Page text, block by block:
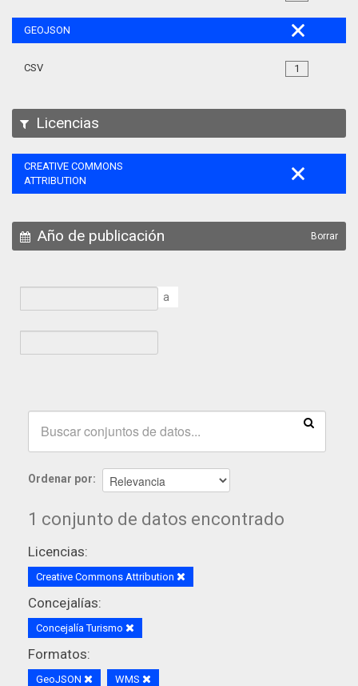
GEOJSON
1
CSV
Licencias
CREATIVE COMMONS
ATTRIBUTION
Año de publicación Borrar
a
Ordenar por
1 conjunto de datos encontrado
Licencias:
Creative Commons Attribution
Concejalías:
Concejalía Turismo
Formatos:
GeoJSON WMS